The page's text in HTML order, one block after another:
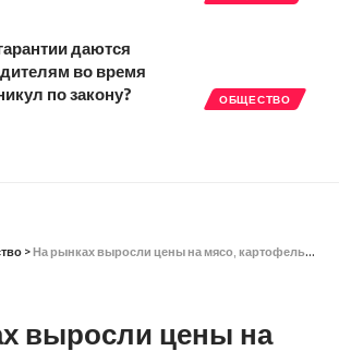
ОБЩЕСТВО
даются
во время
по закону?
>На рынках выросли цены на мясо, картофель, лук и морковь – Госкомстат
выросли цены на